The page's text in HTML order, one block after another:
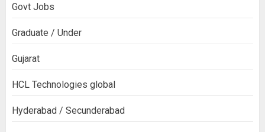
Govt Jobs
Graduate / Under
Gujarat
HCL Technologies global
Hyderabad / Secunderabad